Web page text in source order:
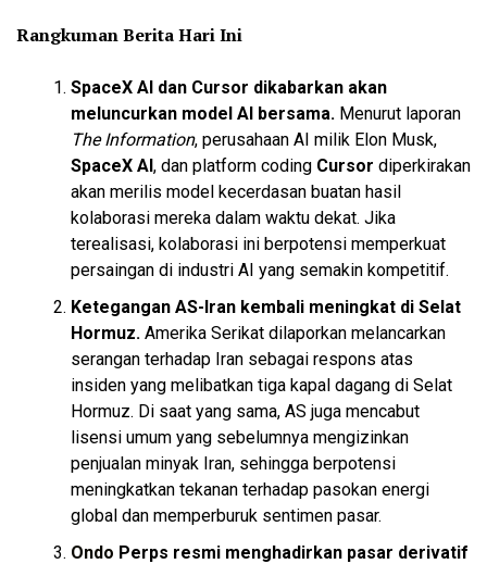
Rangkuman Berita Hari Ini
SpaceX AI dan Cursor dikabarkan akan
meluncurkan model AI bersama. Menurut laporan
The Information, perusahaan AI milik Elon Musk,
SpaceX AI, dan platform coding Cursor diperkirakan
akan merilis model kecerdasan buatan hasil
kolaborasi mereka dalam waktu dekat. Jika
terealisasi, kolaborasi ini berpotensi memperkuat
persaingan di industri AI yang semakin kompetitif.
Ketegangan AS-Iran kembali meningkat di Selat
Hormuz. Amerika Serikat dilaporkan melancarkan
serangan terhadap Iran sebagai respons atas
insiden yang melibatkan tiga kapal dagang di Selat
Hormuz. Di saat yang sama, AS juga mencabut
lisensi umum yang sebelumnya mengizinkan
penjualan minyak Iran, sehingga berpotensi
meningkatkan tekanan terhadap pasokan energi
global dan memperburuk sentimen pasar.
Ondo Perps resmi menghadirkan pasar derivatif